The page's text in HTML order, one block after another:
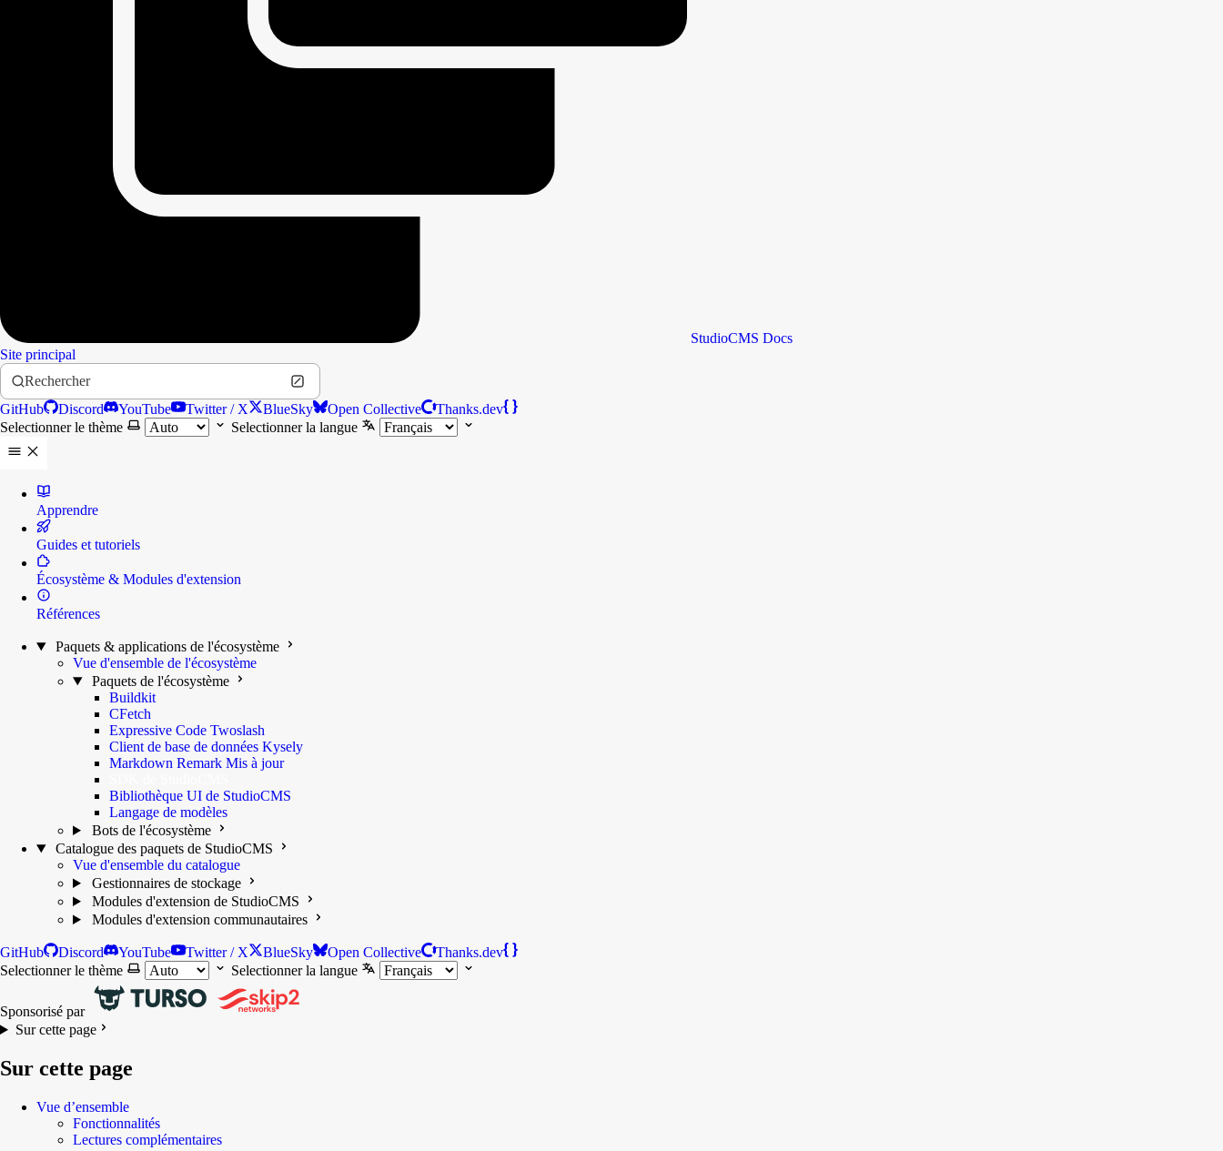
StudioCMS Docs
Site principal
Rechercher
GitHub
Discord YouTube Twitter / X BlueSky Open Collective
Thanks.dev
Selectionner le thème
Selectionner la langue
Apprendre
Guides et tutoriels
Écosystème & Modules d'extension
Références
Paquets & applications de l'écosystème
Vue d'ensemble de l'écosystème
Paquets de l'écosystème
Buildkit
CFetch
Expressive Code Twoslash
Client de base de données Kysely
Markdown Remark Mis à jour
Bibliothèque UI de StudioCMS
Langage de modèles
Bots de l'écosystème
Catalogue des paquets de StudioCMS
Vue d'ensemble du catalogue
Gestionnaires de stockage
Modules d'extension de StudioCMS
Modules d'extension communautaires
GitHub Discord YouTube Twitter / X BlueSky Open Collective
Thanks.dev
Selectionner le thème
Selectionner la langue
Sponsorisé par
Sur cette page
Sur cette page
Vue d’ensemble
Fonctionnalités
Lectures complémentaires